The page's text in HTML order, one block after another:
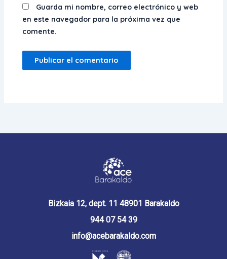
Guarda mi nombre, correo electrónico y web
en este navegador para la próxima vez que
comente.
Bizkaia 12, dept. 11 48901 Barakaldo
944 07 54 39
info@acebarakaldo.com